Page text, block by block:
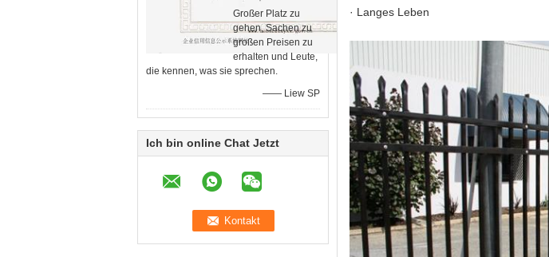
Großer Platz zu
gehen, Sachen zu
großen Preisen zu
erhalten und Leute,
die kennen, was sie sprechen.
—— Liew SP
Ich bin online Chat Jetzt
· Langes Leben